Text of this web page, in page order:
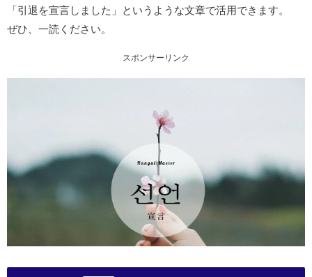
「引退を宣言しました」というような文章で活用できます。
ぜひ、一読ください。
スポンサーリンク